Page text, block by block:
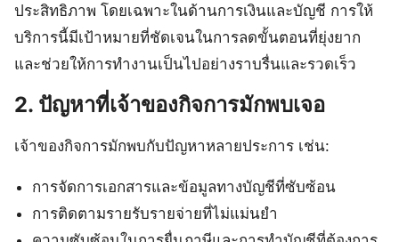
ประสิทธิภาพ โดยเฉพาะในด้านการเงินและบัญชี การให้
บริการนี้มีเป้าหมายที่ชัดเจนในการลดขั้นตอนที่ยุ่งยาก
และช่วยให้การทำงานเป็นไปอย่างราบรื่นและรวดเร็ว
2. ปัญหาที่เจ้าของกิจการมักพบเจอ
เจ้าของกิจการมักพบกับปัญหาหลายประการ เช่น:
การจัดการเอกสารและข้อมูลทางบัญชีที่ซับซ้อน
การติดตามรายรับรายจ่ายที่ไม่แม่นยำ